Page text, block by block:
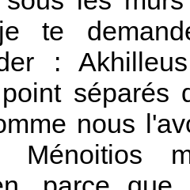
te
:
séparés
nous
Ménoitios